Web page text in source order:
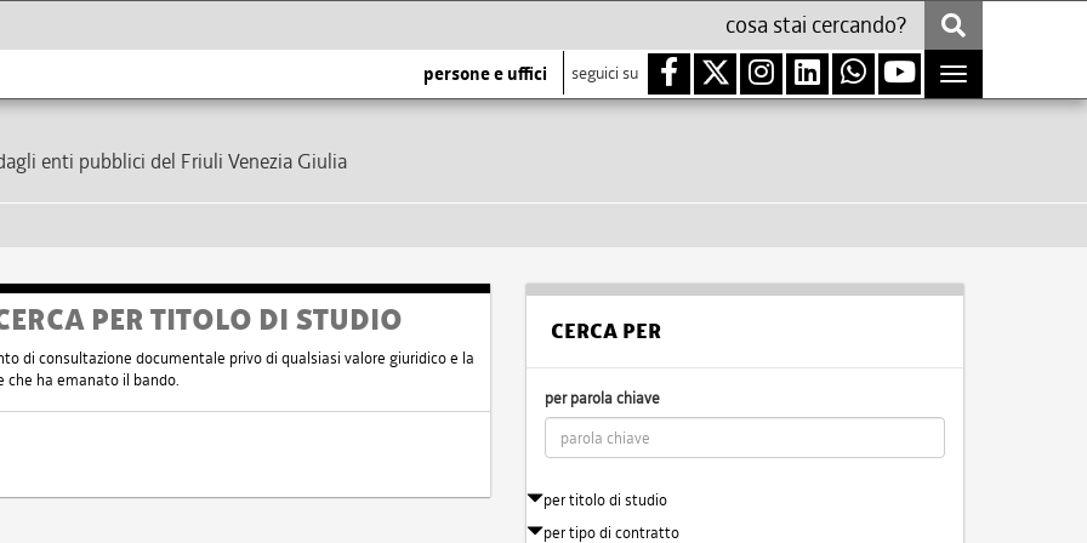
persone e uffici seguici su
Toggle
navigation
enti pubblici del Friuli Venezia Giulia
PER TITOLO DI STUDIO
di consultazione documentale privo di qualsiasi valore giuridico e la
che ha emanato il bando.
CERCA PER
per parola chiave
per titolo di studio
per tipo di contratto